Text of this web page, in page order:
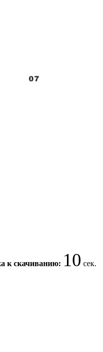
к скачиванию: 10 сек.